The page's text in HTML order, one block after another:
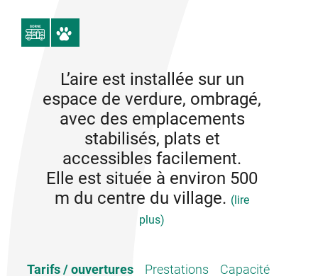
L’aire est installée sur un
espace de verdure, ombragé,
avec des emplacements
stabilisés, plats et
accessibles facilement.
Elle est située à environ 500
m du centre du village. (lire
plus)
Nouvelle aire d’accueil et de stationnement qui
Tarifs / ouvertures Prestations Capacité